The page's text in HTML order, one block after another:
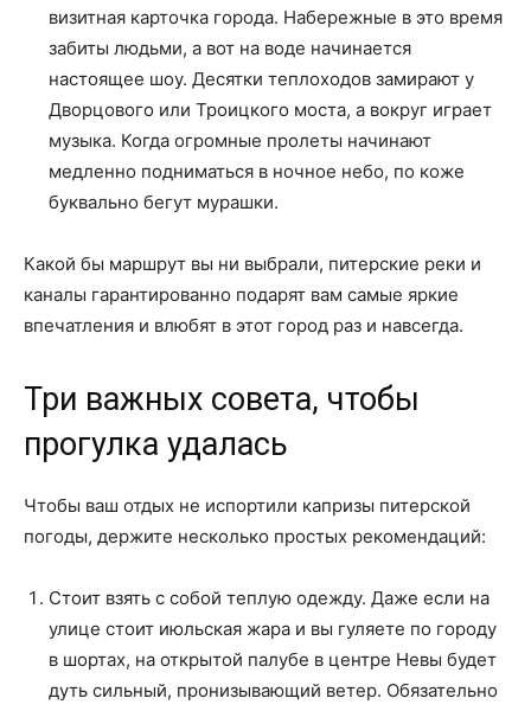
визитная карточка города. Набережные в это время
забиты людьми, а вот на воде начинается
настоящее шоу. Десятки теплоходов замирают у
Дворцового или Троицкого моста, а вокруг играет
музыка. Когда огромные пролеты начинают
медленно подниматься в ночное небо, по коже
буквально бегут мурашки.
Какой бы маршрут вы ни выбрали, питерские реки и
каналы гарантированно подарят вам самые яркие
впечатления и влюбят в этот город раз и навсегда.
Три важных совета, чтобы
прогулка удалась
Чтобы ваш отдых не испортили капризы питерской
погоды, держите несколько простых рекомендаций:
Стоит взять с собой теплую одежду. Даже если на
улице стоит июльская жара и вы гуляете по городу
в шортах, на открытой палубе в центре Невы будет
дуть сильный, пронизывающий ветер. Обязательно